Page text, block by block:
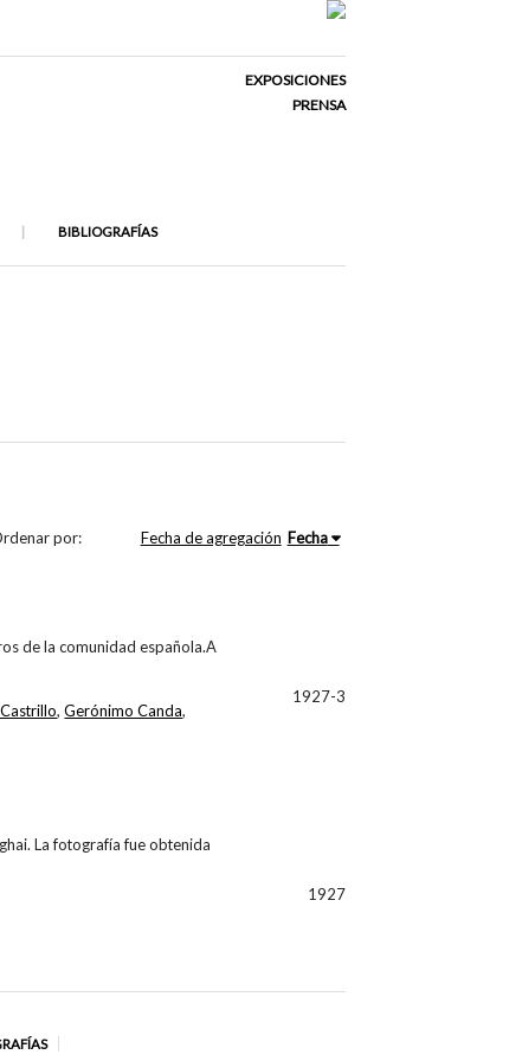
EXPOSICIONES
PRENSA
BIBLIOGRAFÍAS
por: Fecha de agregación Fecha
de la comunidad española.A
1927-3
,Gerónimo Canda,
La fotografía fue obtenida
1927